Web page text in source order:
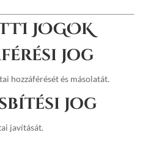
JOGOK
jog
hozzáférését és másolatát.
jog
javítását.